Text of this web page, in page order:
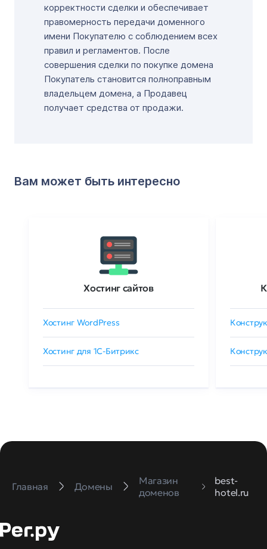
корректности сделки и обеспечивает
правомерность передачи доменного
имени Покупателю с соблюдением всех
правил и регламентов. После
совершения сделки по покупке домена
Покупатель становится полноправным
владельцем домена, а Продавец
получает средства от продажи.
Вам может быть интересно
Хостинг сайтов
Хостинг WordPress
Хостинг для 1C-Битрикс
Главная Домены
Магазин
доменов
best-
hotel.ru